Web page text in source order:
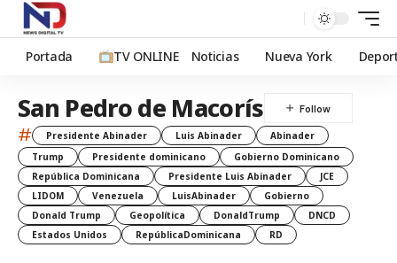
Portada TV ONLINE Noticias Nueva York
San Pedro de Macorís
# Presidente Abinader Luis Abinader
Abinader
Trump
Presidente dominicano
Gobierno Dominicano
República Dominicana
Presidente Luis Abinader
JCE
LIDOM
Venezuela LuisAbinader
Gobierno
Donald Trump
Geopolítica DonaldTrump
DNCD
Estados Unidos
RepúblicaDominicana RD